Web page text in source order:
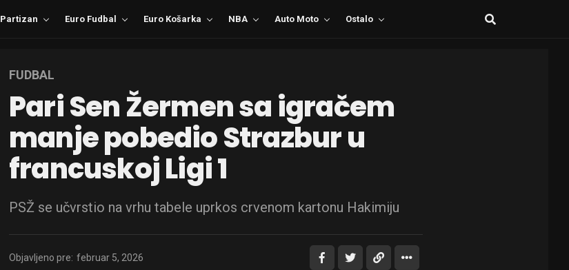
Partizan Euro Fudbal Euro Košarka NBA Auto Moto Ostalo
FUDBAL
Pari Sen Žermen sa igračem
manje pobedio Strazbur u
francuskoj Ligi 1
PSŽ se učvrstio na vrhu tabele uprkos crvenom kartonu Hakimiju
Objavljeno pre: februar 5, 2026